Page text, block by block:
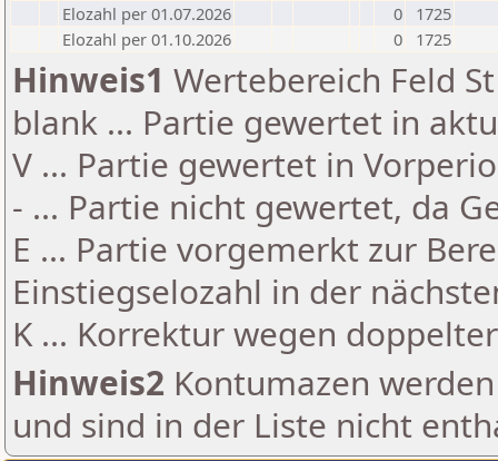
Elozahl per 01.07.2026
0
1725
Elozahl per 01.10.2026
0 1725
Hinweis1 Wertebereich Feld
blank ... Partie gewertet in
V ... Partie gewertet in
- ... Partie nicht gewertet, da
E ... Partie vorgemerkt zur
Einstiegselozahl in der
K ... Korrektur wegen
Hinweis2 Kontumazen
und sind in der Liste nicht